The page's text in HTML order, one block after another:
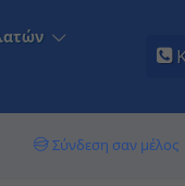
Σύνδεση σαν μέλος